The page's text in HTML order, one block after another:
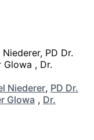
Niederer, PD Dr.
Glowa , Dr.